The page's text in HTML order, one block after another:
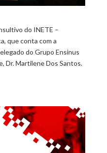
do INETE –
que conta com a
do Grupo Ensinus
Dr. Martilene Dos Santos.